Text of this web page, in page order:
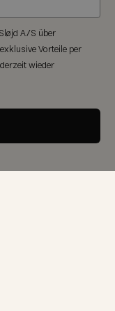
A/S über
Vorteile per
wieder